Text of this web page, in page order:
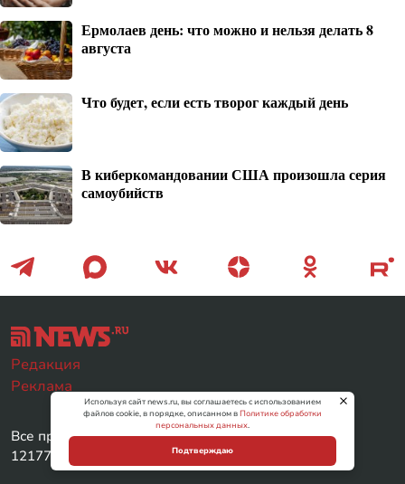
Ермолаев день: что можно и нельзя делать 8
августа
Что будет, если есть творог каждый день
В киберкомандовании США произошла серия
самоубийств
Редакция
Реклама
Все права защищены © ООО «МЕДИА ЛАБ» (ОГРН
1217700104511) 2026.
Используя сайт news.ru, вы соглашаетесь с использованием
файлов cookie, в порядке, описанном вПолитике обработки
персональных данных.
Подтверждаю